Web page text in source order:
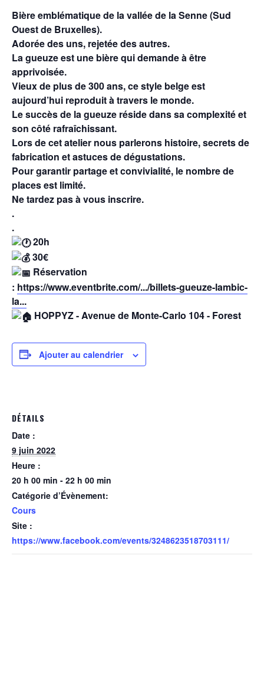
Bière emblématique de la vallée de la Senne (Sud
Ouest de Bruxelles).
Adorée des uns, rejetée des autres.
La gueuze est une bière qui demande à être
apprivoisée.
Vieux de plus de 300 ans, ce style belge est
aujourd’hui reproduit à travers le monde.
Le succès de la gueuze réside dans sa complexité et
son côté rafraîchissant.
Lors de cet atelier nous parlerons histoire, secrets de
fabrication et astuces de dégustations.
Pour garantir partage et convivialité, le nombre de
places est limité.
Ne tardez pas à vous inscrire.
.
.
20h
30€
Réservation
: https://www.eventbrite.com/.../billets-gueuze-lambic-
la...
HOPPYZ - Avenue de Monte-Carlo 104 - Forest
Ajouter au calendrier
DÉTAILS
Date :
9 juin 2022
Heure :
20 h 00 min - 22 h 00 min
Catégorie d’Évènement:
Cours
Site :
https://www.facebook.com/events/3248623518703111/